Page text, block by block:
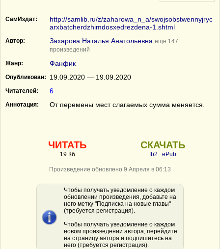
СамИздат:
http://samlib.ru/z/zaharowa_n_a/swojsobstwennyjryc
arxbatcherdzhimdosxedrezdena-1.shtml
Автор: Захарова Наталья Анатольевна ещё 147
произведений
Жанр:
Фанфик
Опубликован: 19.09.2020 — 19.09.2020
Читателей: 6
Аннотация: От перемены мест слагаемых сумма меняется.
ЧИТАТЬ
19 Кб
СКАЧАТЬ
fb2 ePub
Произведение обновлено 9 Апреля в 06:13
Чтобы получать уведомление о каждом
обновлении произведения, добавьте на
него метку "Подписка на новые главы"
(требуется регистрация).
Чтобы получать уведомление о каждом
новом произведении автора, перейдите
на страницу автора и подпишитесь на
него (требуется регистрация).